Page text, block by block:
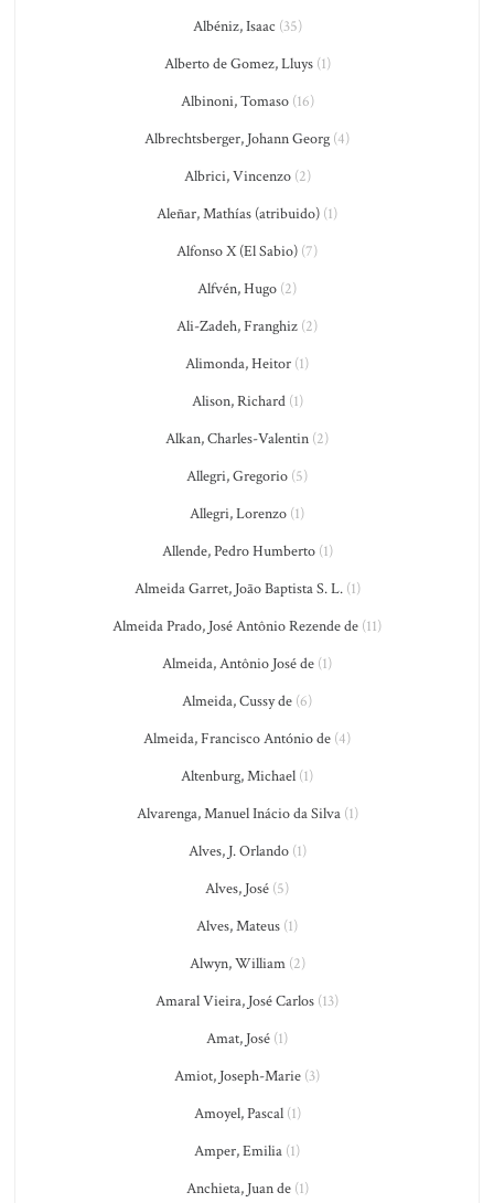
Albéniz, Isaac (35)
Alberto de Gomez, Lluys(1)
Albinoni, Tomaso(16)
Albrechtsberger, Johann Georg (4)
Albrici, Vincenzo(2)
Aleñar, Mathías (atribuido) (1)
Alfonso X (El Sabio) (7)
Alfvén, Hugo (2)
Ali-Zadeh, Franghiz (2)
Alimonda, Heitor (1)
Alison, Richard(1)
Alkan, Charles-Valentin (2)
Allegri, Gregorio (5)
Allegri, Lorenzo (1)
Allende, Pedro Humberto(1)
Almeida Garret, João Baptista S. L.(1)
Almeida Prado, José Antônio Rezende de (11)
Almeida, Antônio José de (1)
Almeida, Cussy de (6)
Almeida, Francisco António de (4)
Altenburg, Michael (1)
Alvarenga, Manuel Inácio da Silva(1)
Alves, J. Orlando(1)
Alves, José (5)
Alves, Mateus (1)
Alwyn, William(2)
Amaral Vieira, José Carlos (13)
Amat, José (1)
Amiot, Joseph-Marie (3)
Amoyel, Pascal(1)
Amper, Emilia (1)
Anchieta, Juan de(1)